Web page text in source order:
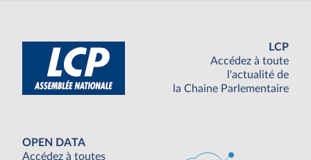
LCP
Accédez à toute
l'actualité de
la Chaine Parlementaire
OPEN DATA
Accédez à toutes